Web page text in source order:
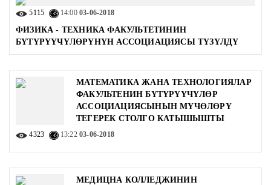
5115 14:0003-06-2018
ФИЗИКА - ТЕХНИКА ФАКУЛЬТЕТИНИН
БҮТҮРҮҮЧҮЛӨРҮНҮН АССОЦИАЦИЯСЫ ТҮЗҮЛДҮ
МАТЕМАТИКА ЖАНА ТЕХНОЛОГИЯЛАР
ФАКУЛЬТЕНИН БҮТҮРҮҮЧҮЛӨР
АССОЦИАЦИЯСЫНЫН МҮЧӨЛӨРҮ
ТЕГЕРЕК СТОЛГО КАТЫШЫШТЫ
4323 13:2203-06-2018
МЕДИЦНА КОЛЛЕДЖИНИН